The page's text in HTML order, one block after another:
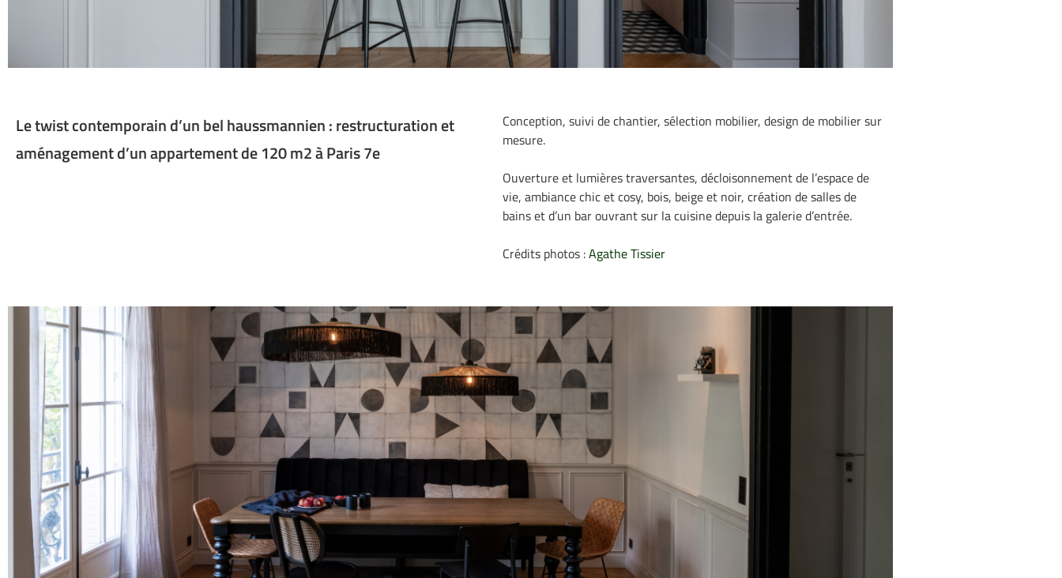
Le twist contemporain d’un bel haussmannien : restructuration et
aménagement d’un appartement de 120 m2 à Paris 7e
Conception, suivi de chantier, sélection mobilier, design de mobilier sur
mesure.
Ouverture et lumières traversantes, décloisonnement de l’espace de
vie, ambiance chic et cosy, bois, beige et noir, création de salles de
bains et d’un bar ouvrant sur la cuisine depuis la galerie d’entrée.
Crédits photos :Agathe Tissier